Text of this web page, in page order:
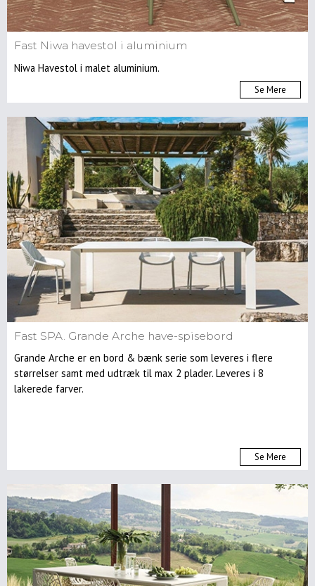
Fast Niwa havestol i aluminium
Niwa Havestol i malet aluminium.
Se Mere
Fast SPA. Grande Arche have-spisebord
Grande Arche er en bord & bænk serie som leveres i flere
størrelser samt med udtræk til max 2 plader. Leveres i 8
lakerede farver.
Se Mere